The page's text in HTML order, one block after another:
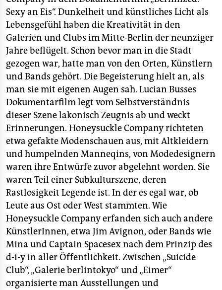
Sexy an Eis“. Dunkelheit und künstliches Licht als
Lebensgefühl haben die Kreativität in den
Galerien und Clubs im Mitte-Berlin der neunziger
Jahre beflügelt. Schon bevor man in die Stadt
gezogen war, hatte man von den Orten, Künstlern
und Bands gehört. Die Begeisterung hielt an, als
man sie mit eigenen Augen sah. Lucian Busses
Dokumentarfilm legt vom Selbstverständnis
dieser Szene lakonisch Zeugnis ab und weckt
Erinnerungen. Honeysuckle Company richteten
etwa gefakte Modenschauen aus, mit Altkleidern
und humpelnden Manneqins, von Modedesignern
waren ihre Entwürfe zuvor abgelehnt worden. Sie
waren Teil einer Subkulturszene, deren
Rastlosigkeit Legende ist. In der es egal war, ob
Leute aus Ost oder West stammten. Wie
Honeysuckle Company erfanden sich auch andere
KünstlerInnen, etwa Jim Avignon, oder Bands wie
Mina und Captain Spacesex nach dem Prinzip des
d-i-y in aller Öffentlichkeit. Zwischen „Suicide
Club“, „Galerie berlintokyo“ und „Eimer“
organisierte man Ausstellungen und